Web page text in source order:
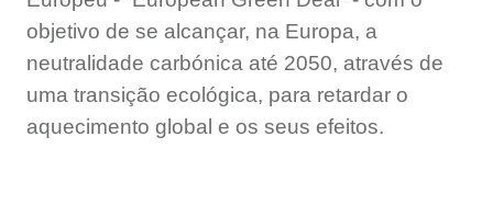
objetivo de se alcançar, na Europa, a
neutralidade carbónica até 2050, através de
uma transição ecológica, para retardar o
aquecimento global e os seus efeitos.